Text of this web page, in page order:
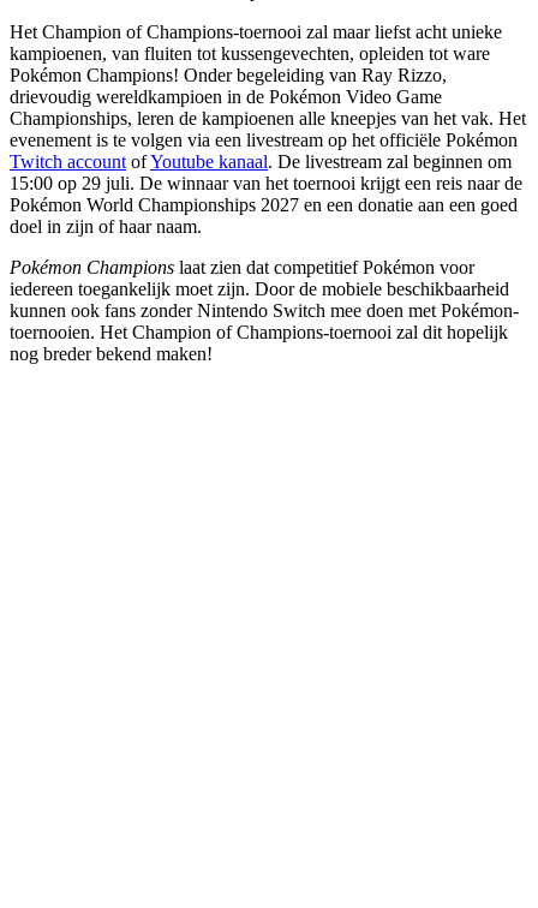
Het Champion of Champions-toernooi zal maar liefst acht unieke
kampioenen, van fluiten tot kussengevechten, opleiden tot ware
Pokémon Champions! Onder begeleiding van Ray Rizzo,
drievoudig wereldkampioen in de Pokémon Video Game
Championships, leren de kampioenen alle kneepjes van het vak. Het
evenement is te volgen via een livestream op het officiële Pokémon
Twitch account ofYoutube kanaal. De livestream zal beginnen om
15:00 op 29 juli. De winnaar van het toernooi krijgt een reis naar de
Pokémon World Championships 2027 en een donatie aan een goed
doel in zijn of haar naam.
Pokémon Champions laat zien dat competitief Pokémon voor
iedereen toegankelijk moet zijn. Door de mobiele beschikbaarheid
kunnen ook fans zonder Nintendo Switch mee doen met Pokémon-
toernooien. Het Champion of Champions-toernooi zal dit hopelijk
nog breder bekend maken!